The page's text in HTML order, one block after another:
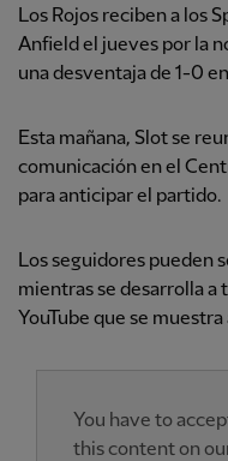
Los Rojos reciben a los
Anfield el jueves por la
una desventaja de 1-0
Esta mañana, Slot se
comunicación en el
para anticipar el partido.
Los seguidores pueden
mientras se desarrolla a
YouTube que se
You have to
this content on